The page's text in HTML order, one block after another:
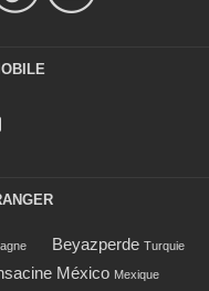
Beyazperde Turquie
México Mexique